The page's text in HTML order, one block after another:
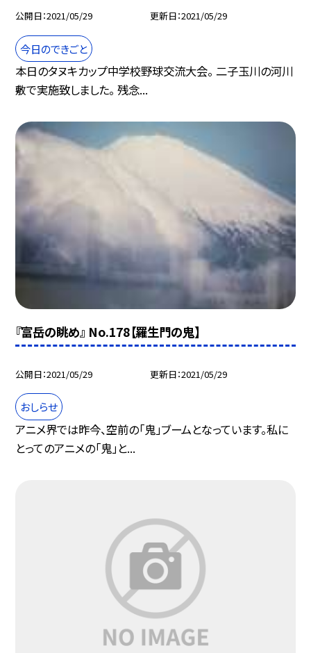
公開日 2021/05/29 更新日 2021/05/29
今日のできごと
本日のタヌキカップ中学校野球交流大会。 二子玉川の河川
敷で実施致しました。 残念...
『富岳の眺め』 No.178【羅生門の鬼】
公開日 2021/05/29 更新日 2021/05/29
おしらせ
アニメ界では昨今、空前の「鬼」ブームとなっています。私に
とってのアニメの「鬼」と...